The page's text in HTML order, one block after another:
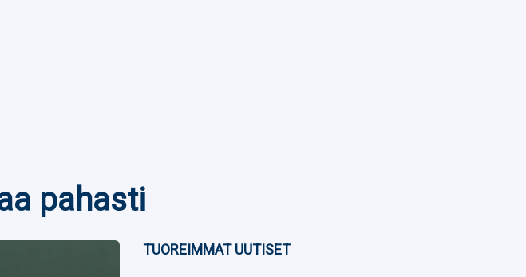
pahasti
TUOREIMMAT UUTISET